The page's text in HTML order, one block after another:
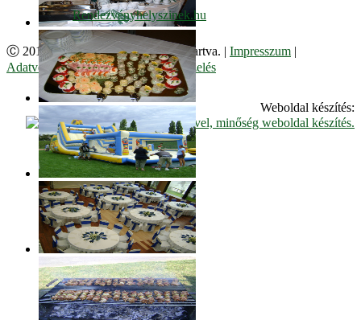
Ⓒ 2017. Juzso Bt. Minden jog fenntartva. | Impresszum |
Adatvédelmi Szabályzat|Cookie kezelés
Weboldal készítés: